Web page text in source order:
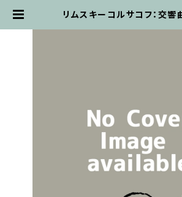
リムスキーコルサコフ：交響